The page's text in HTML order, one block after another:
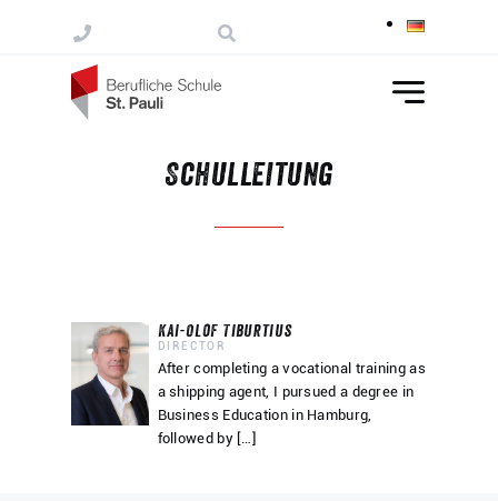
Schulleitung
Kai-Olof Tiburtius
DIRECTOR
After completing a vocational training as
a shipping agent, I pursued a degree in
Business Education in Hamburg,
followed by […]